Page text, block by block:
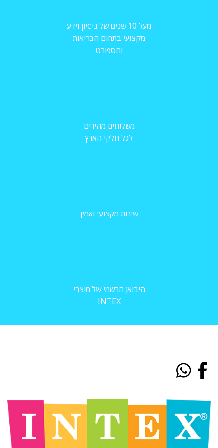
מעל 10 שנים של ניסיון וידע
מקצועי בתחום הבריאות
והספורט
משלוחים מהירים
לכל חלקי הארץ
שירות מקצועי ואמין
היבואן הרשמי של מוצרי
INTEX